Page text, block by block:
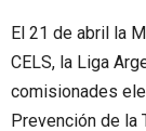
El 21 de abril la
CELS, la Liga
comisionades
Prevención de la